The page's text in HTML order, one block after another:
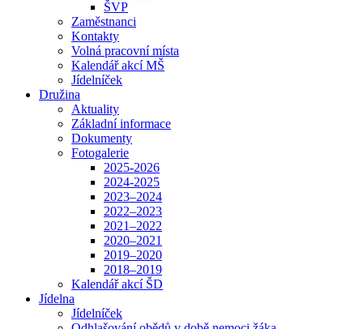
ŠVP
Zaměstnanci
Kontakty
Volná pracovní místa
Kalendář akcí MŠ
Jídelníček
Družina
Aktuality
Základní informace
Dokumenty
Fotogalerie
2025-2026
2024-2025
2023–2024
2022–2023
2021–2022
2020–2021
2019–2020
2018–2019
Kalendář akcí ŠD
Jídelna
Jídelníček